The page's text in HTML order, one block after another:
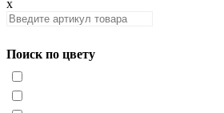
x
Поиск по цвету